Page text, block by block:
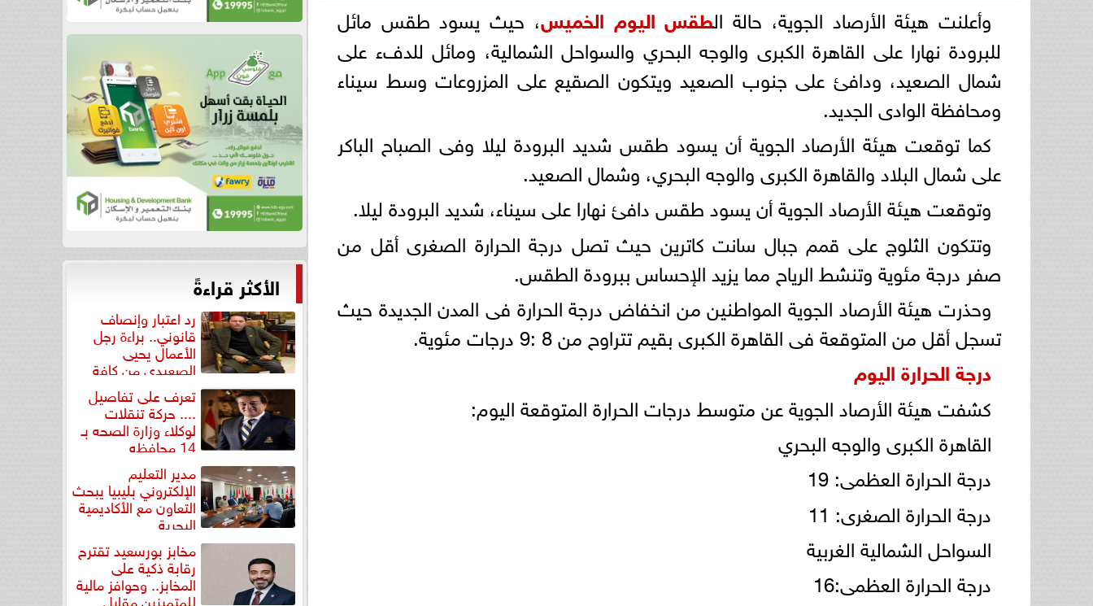
وأعلنت هيئة الأرصاد الجوية، حالة الطقس اليوم الخميس، حيث يسود طقس مائل
للبرودة نهارا على القاهرة الكبرى والوجه البحري والسواحل الشمالية، ومائل للدفء على
شمال الصعيد، ودافئ على جنوب الصعيد ويتكون الصقيع على المزروعات وسط سيناء
ومحافظة الوادى الجديد.
كما توقعت هيئة الأرصاد الجوية أن يسود طقس شديد البرودة ليلا وفى الصباح الباكر
على شمال البلاد والقاهرة الكبرى والوجه البحري، وشمال الصعيد.
وتوقعت هيئة الأرصاد الجوية أن يسود طقس دافئ نهارا على سيناء، شديد البرودة ليلا.
وتتكون الثلوج على قمم جبال سانت كاترين حيث تصل درجة الحرارة الصغرى أقل من
صفر درجة مئوية وتنشط الرياح مما يزيد الإحساس ببرودة الطقس.
وحذرت هيئة الأرصاد الجوية المواطنين من انخفاض درجة الحرارة فى المدن الجديدة حيث
تسجل أقل من المتوقعة فى القاهرة الكبرى بقيم تتراوح من 8 :9 درجات مئوية.
درجة الحرارة اليوم
كشفت هيئة الأرصاد الجوية عن متوسط درجات الحرارة المتوقعة اليوم:
القاهرة الكبرى والوجه البحري
درجة الحرارة العظمى: 19
درجة الحرارة الصغرى: 11
السواحل الشمالية الغربية
درجة الحرارة العظمى:16
الأكثر قراءةً
رد اعتبار وإنصاف
قانوني.. براءة رجل
الأعمال يحيى
الصعيدي من كافة
التهم... تعرف على تفاصيل
.... حركة تنقلات
لوكلاء وزارة الصحه بـ
14 محافظه
مدير التعليم
الإلكتروني بليبيا يبحث
التعاون مع الأكاديمية
البحرية
مخابز بورسعيد تقترح
رقابة ذكية على
المخابز.. وحوافز مالية
للمتميزين مقابل